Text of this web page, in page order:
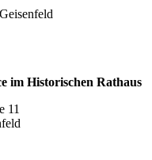
im Historischen Rathaus
11